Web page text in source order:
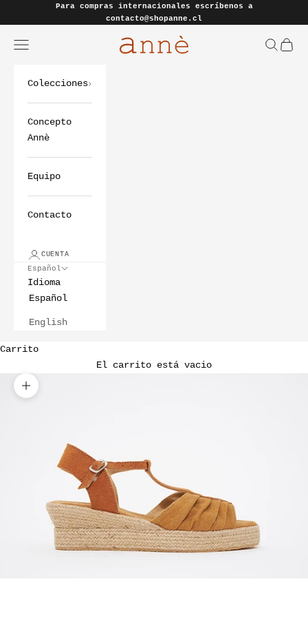
Ir al contenidoPara compras internacionales escríbenos a
contacto@shopanne.cl
Annè Zapatos Oficial
Abrir menú de navegación Abrir
Colecciones
Concepto
Annè
Equipo
Contacto
CUENTA
Español
Idioma
Español
English
Carrito
El carrito está vacio
Zoom